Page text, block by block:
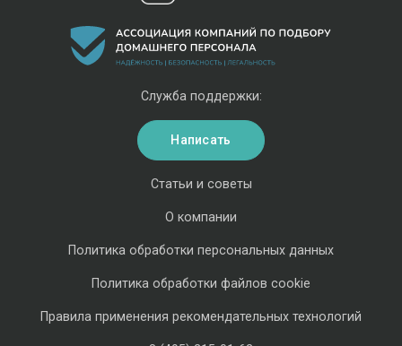
Статьи и советы
О компании
Политика обработки персональных данных
Политика обработки файлов cookie
Правила применения рекомендательных технологий
Служба поддержки:
Написать